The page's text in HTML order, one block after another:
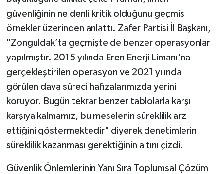
güvenliğinin ne denli kritik olduğunu geçmiş
örnekler üzerinden anlattı. Zafer Partisi İl Başkanı,
"Zonguldak’ta geçmişte de benzer operasyonlar
yapılmıştır. 2015 yılında Eren Enerji Limanı'na
gerçekleştirilen operasyon ve 2021 yılında
görülen dava süreci hafızalarımızda yerini
koruyor. Bugün tekrar benzer tablolarla karşı
karşıya kalmamız, bu meselenin süreklilik arz
ettiğini göstermektedir" diyerek denetimlerin
süreklilik kazanması gerektiğinin altını çizdi.
​Güvenlik Önlemlerinin Yanı Sıra Toplumsal Çözüm